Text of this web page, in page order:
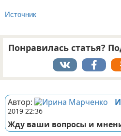
Источник
Понравилась статья?
Автор:
2019 22:36
Жду ваши вопросы и